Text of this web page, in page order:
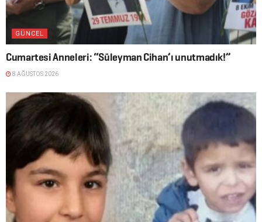
GÜNCEL
Cumartesi Anneleri: “Süleyman Cihan’ı unutmadık!”
8 AĞUSTOS 2026